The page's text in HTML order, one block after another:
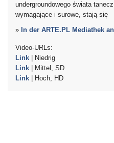
undergroundowego świata
wymagające i surowe, stają się
» In der ARTE.PL Mediathek
Video-URLs:
Link | Niedrig
Link | Mittel, SD
Link | Hoch, HD